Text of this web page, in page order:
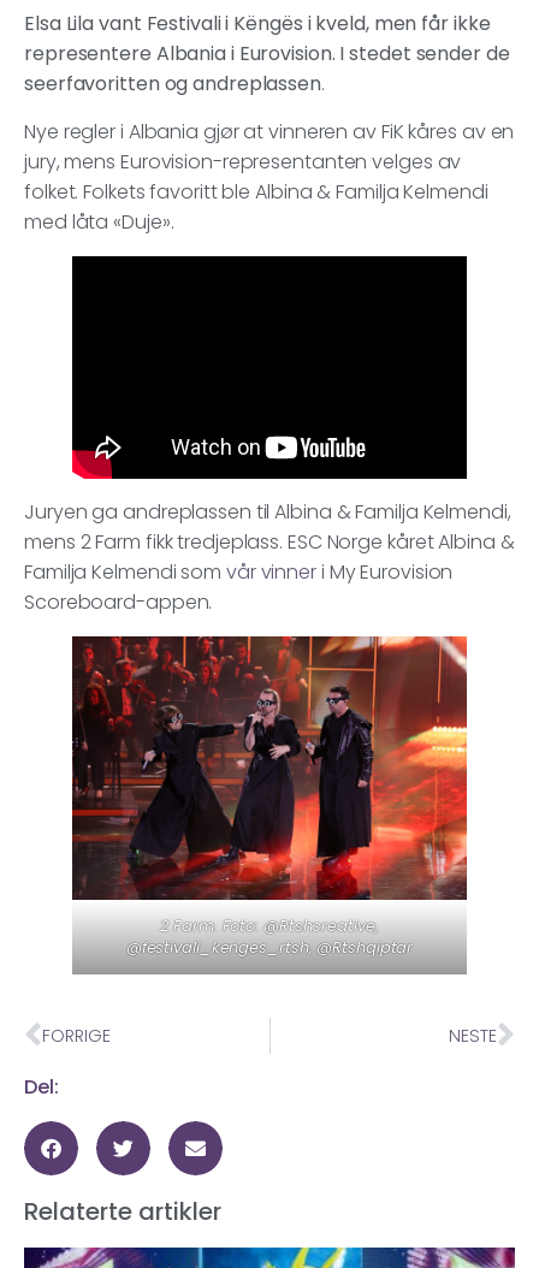
Elsa Lila vant Festivali i Këngës i kveld, men får ikke
representere Albania i Eurovision. I stedet sender de
seerfavoritten og andreplassen.
Nye regler i Albania gjør at vinneren av FiK kåres av en
jury, mens Eurovision-representanten velges av
folket. Folkets favoritt ble Albina & Familja Kelmendi
med låta «Duje».
Juryen ga andreplassen til Albina & Familja Kelmendi,
mens 2 Farm fikk tredjeplass. ESC Norge kåret Albina &
Familja Kelmendi som vår vinneri My Eurovision
Scoreboard-appen.
2 Farm. Foto: @Rtshcreative,
@festivali_kenges_rtsh, @Rtshqiptar
FORRIGE NESTE
Del:
Relaterte artikler